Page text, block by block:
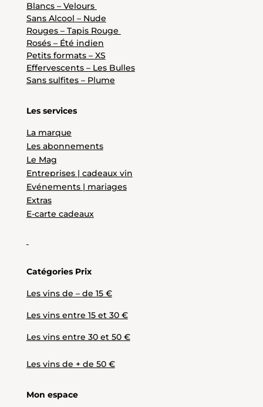
Blancs – Velours
Sans Alcool – Nude
Rouges – Tapis Rouge
Rosés – Été indien
Petits formats – XS
Effervescents – Les Bulles
Sans sulfites – Plume
Les services
La marque
Les abonnements
Le Mag
Entreprises | cadeaux vin
Evénements | mariages
Extras
E-carte cadeaux
Catégories Prix
Les vins de – de 15 €
Les vins entre 15 et 30 €
Les vins entre 30 et 50 €
Les vins de + de 50 €
Mon espace